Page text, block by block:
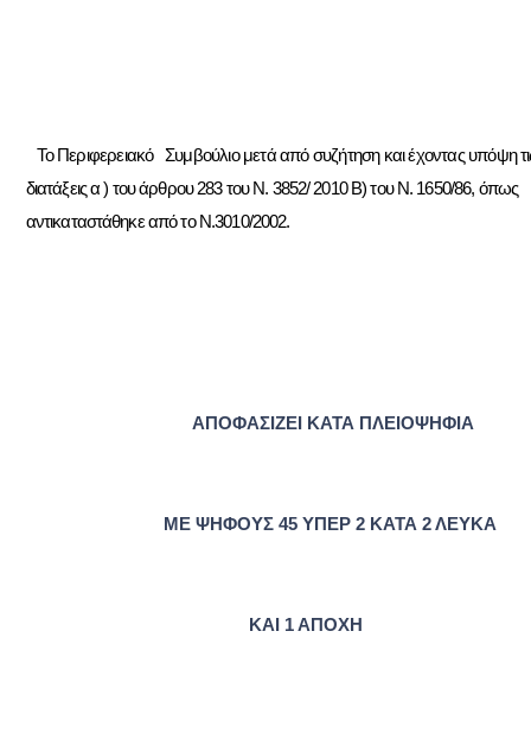
To Περιφερειακό Συμβούλιο μετά από συζήτηση και έχοντας υπόψη
διατάξεις α ) του άρθρου 283 του Ν. 3852/ 2010 Β) του Ν. 1650/86, όπως
αντικαταστάθηκε από το N.3010/2002.
ΑΠΟΦΑΣΙΖΕΙ ΚΑΤΑ ΠΛΕΙΟΨΗΦΙΑ
ME ΨΗΦΟΥΣ 45 ΥΠΕΡ 2 ΚΑΤΑ 2 ΛΕΥΚΑ
ΚΑΙ 1 ΑΠΟΧΗ